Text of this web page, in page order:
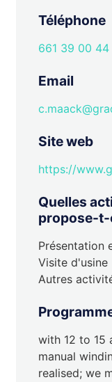
Téléphone
661 39 00 44
Email
Site web
https://
Quelles
propose-t-
Présentation
Visite d'usine
Autres
with 12 to 15
manual
realised; we